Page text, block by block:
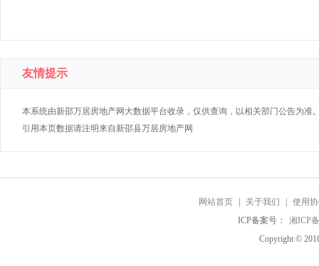
友情提示
本系统由新邵万居房地产网大数据平台收录，仅供查询，以相关部门公告为准
引用本页数据请注明来自新邵县万居房地产网
网站首页 关于我们
使用
ICP备案号：
湘ICP
Copyright ©